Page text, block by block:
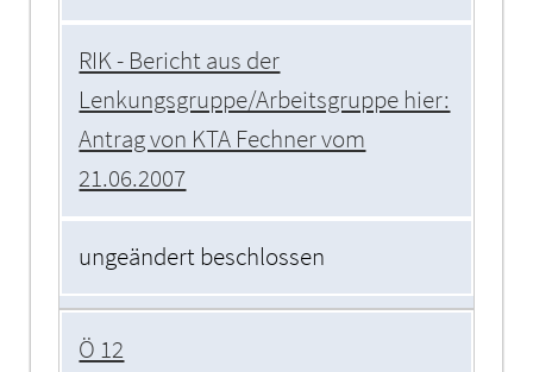
RIK - Bericht aus der
Lenkungsgruppe/Arbeitsgruppe hier:
Antrag von KTA Fechner vom
21.06.2007
ungeändert beschlossen
Ö 12